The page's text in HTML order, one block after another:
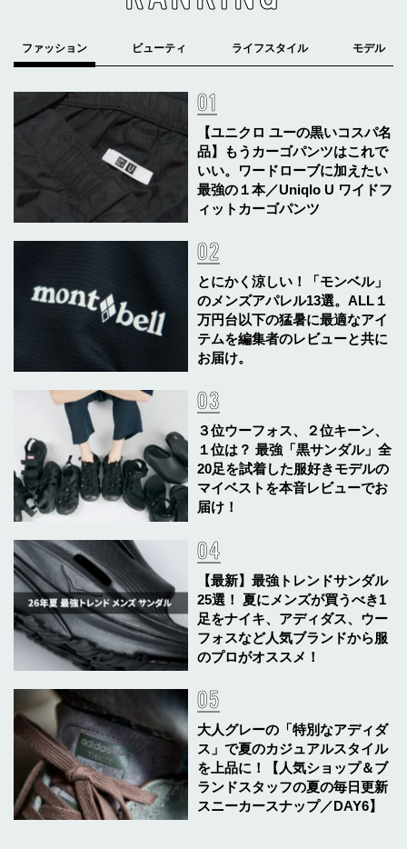
【ユニクロ ユーの黒いコスパ名
品】もうカーゴパンツはこれで
いい。ワードローブに加えたい
最強の１本／Uniqlo U ワイドフ
ィットカーゴパンツ
とにかく涼しい！「モンベル」
のメンズアパレル13選。ALL１
万円台以下の猛暑に最適なアイ
テムを編集者のレビューと共に
お届け。
３位ウーフォス、２位キーン、
１位は？ 最強「黒サンダル」全
20足を試着した服好きモデルの
マイベストを本音レビューでお
届け！
【最新】最強トレンドサンダル
25選！ 夏にメンズが買うべき1
足をナイキ、アディダス、ウー
フォスなど人気ブランドから服
のプロがオススメ！
大人グレーの「特別なアディダ
ス」で夏のカジュアルスタイル
を上品に！【人気ショップ＆ブ
ランドスタッフの夏の毎日更新
スニーカースナップ／DAY6】